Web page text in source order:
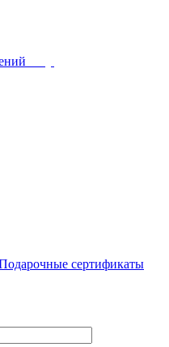
сертификаты